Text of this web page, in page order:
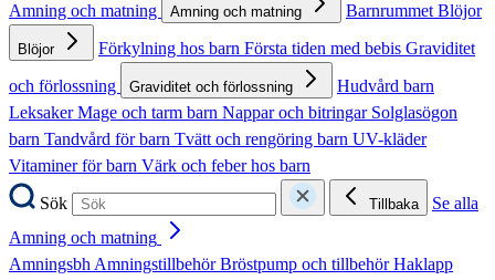
Amning och matning
Amning och matning BarnrummetBlöjor
Blöjor Förkylning hos barn Första tiden med bebis Graviditet
och förlossning
Graviditet och förlossning
Hudvård barn
LeksakerMage och tarm barn Nappar och bitringar Solglasögon
barn Tandvård för barn Tvätt och rengöring barn UV-kläder
Vitaminer för barn Värk och feber hos barn
Sök
Tillbaka
Se alla
Amning och matning
AmningsbhAmningstillbehörBröstpump och tillbehörHaklapp